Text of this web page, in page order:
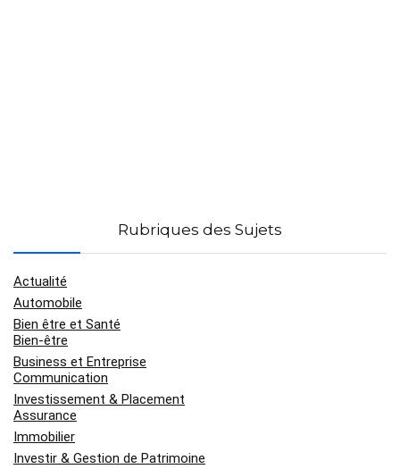
Rubriques des Sujets
Actualité
Automobile
Bien être et Santé
Bien-être
Business et Entreprise
Communication
Investissement & Placement
Assurance
Immobilier
Investir & Gestion de Patrimoine